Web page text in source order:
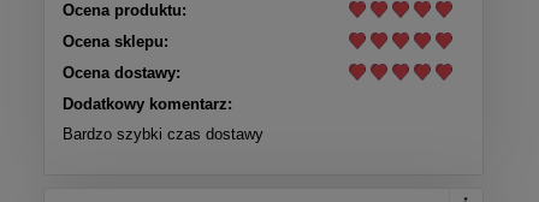
Ocena produktu:
Ocena sklepu:
Ocena dostawy:
Dodatkowy komentarz:
Bardzo szybki czas dostawy